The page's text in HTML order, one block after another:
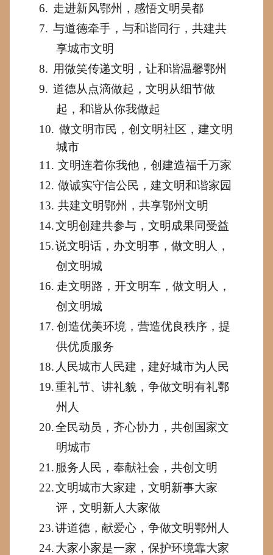
6. 走进新风鄂州，感悟文明吴都
7. 与道德牵手，与和谐同行，共建共
享城市文明
8. 用微笑传递文明，让和谐温馨鄂州
9. 道德从点滴做起，文明从细节做
起，和谐从你我做起
10. 做文明市民，创文明社区，建文明
城市
11. 文明连着你我他，创建造福千万家
12. 做诚实守信公民，建文明和谐家园
13. 共建文明鄂州，共享鄂州文明
14.文明创建共参与，文明成果同受益
15.说文明话，办文明事，做文明人，
创文明城
16. 走文明路，开文明车，做文明人，
创文明城
17. 创造优美环境，营造优良秩序，提
供优质服务
18. 人民城市人民建，建好城市为人民
19.重礼节、讲礼貌，争做文明有礼鄂
州 人
20.全民动员，齐心协力，共创国家文
明城市
21. 服务人民，奉献社会，共创文明
22.文明城市大家建，文明新事大家
评，文明新人大家做
23.讲道德，献爱心，争做文明鄂州 人
24.大家小家是一家，保护环境靠大家